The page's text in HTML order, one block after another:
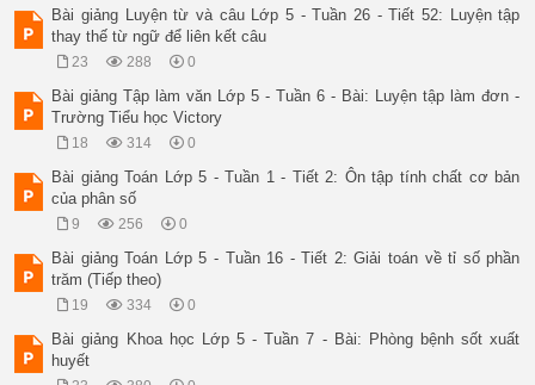
Nhưng đây... tổ kiến vàng!
Định Hải
Trận đánh bắt đầu
Quân ta ào lên trước
Một tên giặc ngã nhào
Chết rồi không dậy được.
Chết là không nhúc nhích
Sao nó cứ lồm cồm?
Tính ăn gian chẳng thích
Chơi thật thà vui hơn.
b)	 Tôi đã ngửa cổ suốt một thời mới lớn để chờ đợi một nàng tiên áo xanh bay xuống từ trời và bao giờ cũng hi vọng khi tha thiết cầu xin “Bay đi, diều ơi ! Bay đi !”
Theo Tạ Duy Anh
	c)Từ đèo ngang nhìn về hướng nam, ta bắt gặp một phong cảnh thiên nhiên kì vĩ phía tây là dãy Trường Sơn trùng điệp, phía đông là biển bao la, ở giữa là một vùng đồng bằng biếc xanh màu lục diệp.
Theo Văn Nhĩ
ÔN TẬP VỀ DẤU CÂU
Luyện từ và câu:
(Dấu hai chấm)
Có thể đặt dấu hai chấm vào chỗ nào trong các khổ thơ, các
Bài 2 :
Bài giảng Luyện từ và câu Lớp 5 - Tuần 26 - Tiết 52: Luyện tập
thay thế từ ngữ để liên kết câu
23 288 0
Bài giảng Tập làm văn Lớp 5 - Tuần 6 - Bài: Luyện tập làm đơn -
Trường Tiểu học Victory
18 314 0
Bài giảng Toán Lớp 5 - Tuần 1 - Tiết 2: Ôn tập tính chất cơ bản
của phân số
9 256 0
Bài giảng Toán Lớp 5 - Tuần 16 - Tiết 2: Giải toán về tỉ số phần
trăm (Tiếp theo)
19 334 0
Bài giảng Khoa học Lớp 5 - Tuần 7 - Bài: Phòng bệnh sốt xuất
huyết